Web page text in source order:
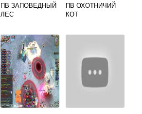
ПВ ЗАПОВЕДНЫЙ
ЛЕС
ПВ ОХОТНИЧИЙ
КОТ